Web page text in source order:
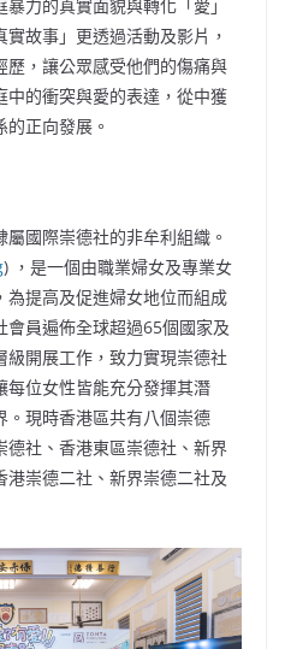
力的真實面貌與轉化「愛」
故事」更透過活動及影片，
歷，讓公眾感受他們的傷痛與
的衝突與愛的表達，從中獲
正向發展。
國際崇德社的非牟利組織。
) ，是一個由職業婦女及專業女
提高及促進婦女地位而組成
員遍佈全球超過65個國家及
開展工作，致力實現崇德社
每位女性皆能充分發揮其潛
。現時香港區共有八個崇德
社、香港東區崇德社、新界
崇德二社、新界崇德二社及